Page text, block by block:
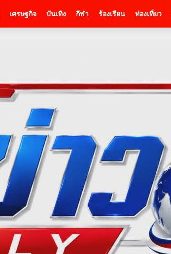
เศรษฐกิจ บันเทิง กีฬา ร้องเรียน ท่องเที่ยว